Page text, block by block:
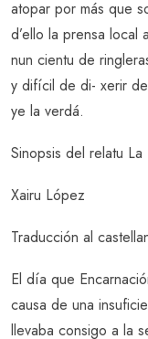
atopar por más que
d’ello la prensa local
nun cientu de
y difícil de di- xerir
ye la verdá.
Sinopsis del relatu La
Xairu López
Traducción al
El día que
causa de una
llevaba consigo a la